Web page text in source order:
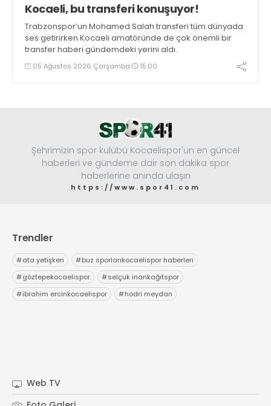
Kocaeli, bu transferi konuşuyor!
Trabzonspor’un Mohamed Salah transferi tüm dünyada
ses getirirken Kocaeli amatöründe de çok önemli bir
transfer haberi gündemdeki yerini aldı.
05 Ağustos 2026 Çarşamba 15:00
Şehrimizin spor kulübü Kocaelispor'un en güncel
haberleri ve gündeme dair son dakika spor
haberlerine anında ulaşın
https://www.spor41.com
Trendler
#ata yetişken #buz sporlarıkocaelispor haberleri
#göztepekocaelispor #selçuk inankağıtspor
#ibrahim ercinkocaelispor #hodri meydan
Web TV